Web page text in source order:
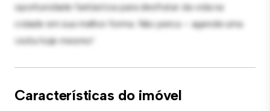
oportunidade fantástica para desfrutar da vida na
cidade em sua melhor forma. Não perca – agende uma
visita hoje mesmo!
Características do imóvel